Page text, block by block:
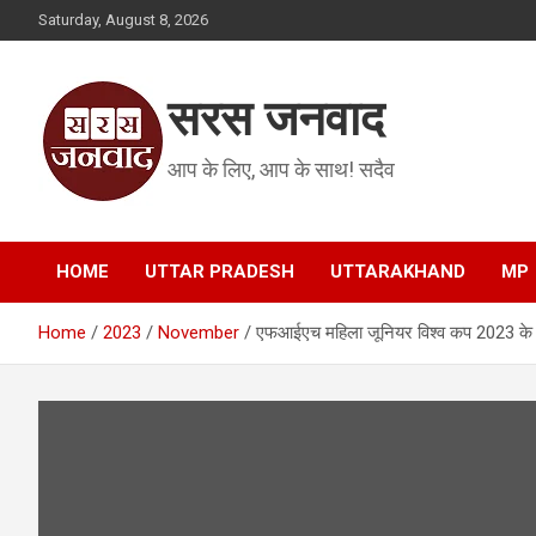
to
Saturday, August 8, 2026
सरस जनवाद
आप के लिए, आप के साथ! सदैव
HOME UTTAR PRADESH UTTARAKHAND MP
Home 2023 November एफआईएच महिला जूनियर विश्व कप 2023 के